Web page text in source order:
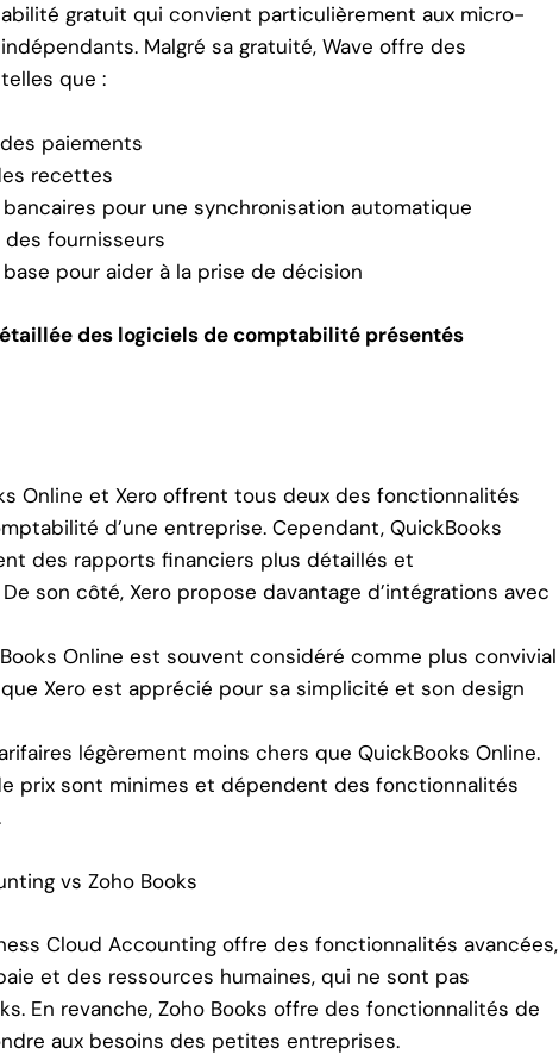
gratuit qui convient particulièrement aux micro-
Malgré sa gratuité, Wave offre des
que :
paiements
recettes
pour une synchronisation automatique
fournisseurs
pour aider à la prise de décision
des logiciels de comptabilité présentés
Online et Xero offrent tous deux des fonctionnalités
d’une entreprise. Cependant, QuickBooks
des rapports financiers plus détaillés et
son côté, Xero propose davantage d’intégrations avec
Online est souvent considéré comme plus convivial
Xero est apprécié pour sa simplicité et son design
légèrement moins chers que QuickBooks Online.
prix sont minimes et dépendent des fonctionnalités
vs Zoho Books
Cloud Accounting offre des fonctionnalités avancées,
et des ressources humaines, qui ne sont pas
En revanche, Zoho Books offre des fonctionnalités de
aux besoins des petites entreprises.